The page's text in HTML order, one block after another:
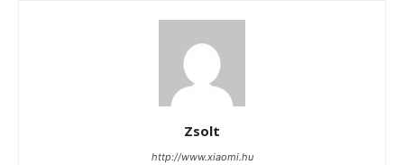
Zsolt
http://www.xiaomi.hu